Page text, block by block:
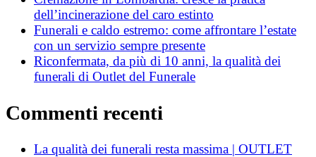
dell’incinerazione del caro estinto
Funerali e caldo estremo: come affrontare l’estate
con un servizio sempre presente
Riconfermata, da più di 10 anni, la qualità dei
funerali di Outlet del Funerale
Commenti recenti
La qualità dei funerali resta massima | OUTLET